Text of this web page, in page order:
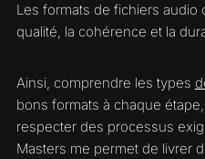
Les formats de fichiers audio
qualité, la cohérence et la
Ainsi, comprendre les types
bons formats à chaque
respecter des processus
Masters me permet de livrer